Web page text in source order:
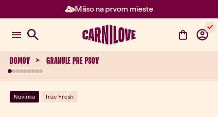
Mäso na prvom mieste
Položka 2 z 3: Mäso na prvom
DOMOV GRANULE PRE PSOV
Novinka True Fresh